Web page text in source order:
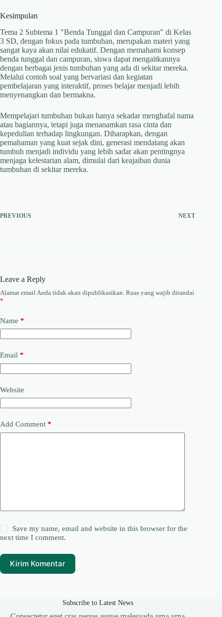
Kesimpulan
Tema 2 Subtema 1 "Benda Tunggal dan Campuran" di Kelas
3 SD, dengan fokus pada tumbuhan, merupakan materi yang
sangat kaya akan nilai edukatif. Dengan memahami konsep
benda tunggal dan campuran, siswa dapat mengaitkannya
dengan berbagai jenis tumbuhan yang ada di sekitar mereka.
Melalui contoh soal yang bervariasi dan kegiatan
pembelajaran yang interaktif, proses belajar menjadi lebih
menyenangkan dan bermakna.
Mempelajari tumbuhan bukan hanya sekadar menghafal nama
atau bagiannya, tetapi juga menanamkan rasa cinta dan
kepedulian terhadap lingkungan. Diharapkan, dengan
pemahaman yang kuat sejak dini, generasi mendatang akan
tumbuh menjadi individu yang lebih sadar akan pentingnya
menjaga kelestarian alam, dimulai dari keajaiban dunia
tumbuhan di sekitar mereka.
PREVIOUS NEXT
Leave a Reply
Alamat email Anda tidak akan dipublikasikan. Ruas yang wajib ditandai
*
Name *
Email *
Website
Add Comment *
Save my name, email and website in this browser for the
next time I comment.
Kirim Komentar
Subscribe to Latest News